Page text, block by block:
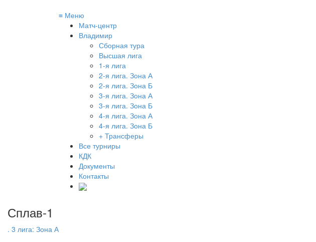
≡ Меню
Матч-центр
Владимир
Сборная тура
Высшая лига
1-я лига
2-я лига. Зона А
2-я лига. Зона Б
3-я лига. Зона А
3-я лига. Зона Б
4-я лига. Зона А
4-я лига. Зона Б
+ Трансферы
Все турниры
КДК
Документы
Контакты
Сплав-1
. 3 лига: Зона А